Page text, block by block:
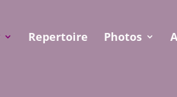
Repertoire Photos